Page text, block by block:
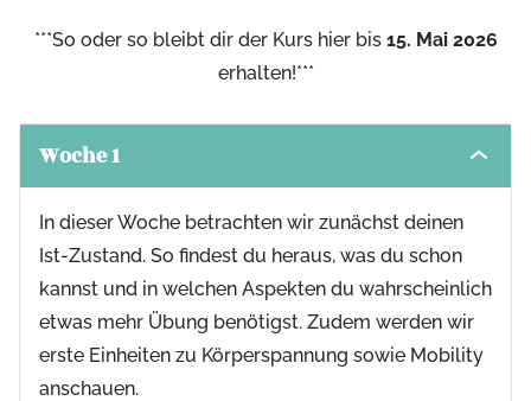
***So oder so bleibt dir der Kurs hier bis 15. Mai 2026
erhalten!***
Woche 1
In dieser Woche betrachten wir zunächst deinen
Ist-Zustand. So findest du heraus, was du schon
kannst und in welchen Aspekten du wahrscheinlich
etwas mehr Übung benötigst. Zudem werden wir
erste Einheiten zu Körperspannung sowie Mobility
anschauen.